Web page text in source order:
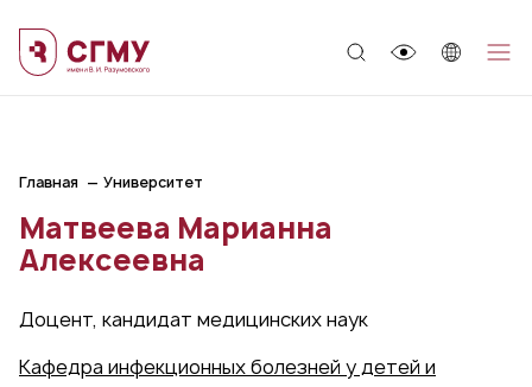
Главная Университет
Матвеева Марианна
Алексеевна
Доцент, кандидат медицинских наук
Кафедра инфекционных болезней у детей и